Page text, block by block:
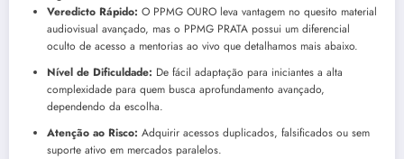
Veredicto Rápido: O PPMG OURO leva vantagem no quesito material
audiovisual avançado, mas o PPMG PRATA possui um diferencial
oculto de acesso a mentorias ao vivo que detalhamos mais abaixo.
Nível de Dificuldade: De fácil adaptação para iniciantes a alta
complexidade para quem busca aprofundamento avançado,
dependendo da escolha.
Atenção ao Risco: Adquirir acessos duplicados, falsificados ou sem
suporte ativo em mercados paralelos.